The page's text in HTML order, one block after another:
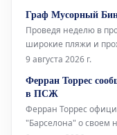
массового притока
стало "Хватит! Сеут
Граф Мусорный
Проведя неделю в
широкие пляжи и
сравнение со
благодаря
совершенно не нужен.
9 августа 2026 г.
Ферран Торрес
в ПСЖ
Ферран Торрес
"Барселона" о своем